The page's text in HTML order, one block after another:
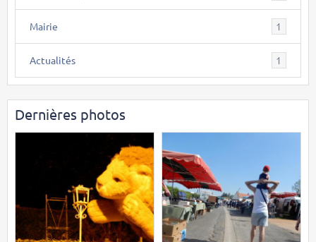
Mairie 1
Actualités 1
Dernières photos